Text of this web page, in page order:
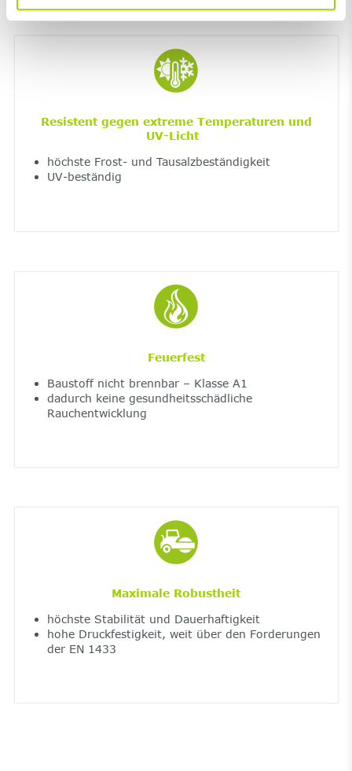
Resistent gegen extreme Temperaturen und
UV-Licht
höchste Frost- und Tausalzbeständigkeit
UV-beständig
Feuerfest
Baustoff nicht brennbar – Klasse A1
dadurch keine gesundheitsschädliche
Rauchentwicklung
Maximale Robustheit
höchste Stabilität und Dauerhaftigkeit
hohe Druckfestigkeit, weit über den Forderungen
der EN 1433